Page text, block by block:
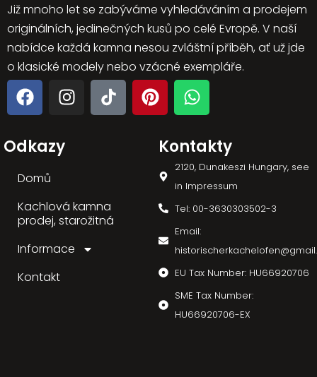
Již mnoho let se zabýváme vyhledáváním a prodejem
originálních, jedinečných kusů po celé Evropě. V naší
nabídce každá kamna nesou zvláštní příběh, ať už jde
o klasické modely nebo vzácné exempláře.
Odkazy
Domů
Kachlová kamna
prodej, starožitná
Informace
Kontakt
Kontakty
2120, Dunakeszi Hungary, see
in Impressum
Tel: 00-3630303502-3
Email:
EU Tax Number: HU66920706
SME Tax Number:
HU66920706-EX